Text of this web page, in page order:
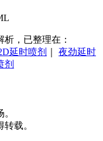
，已整理在：
延时喷剂
夜劲延时
剂
载。